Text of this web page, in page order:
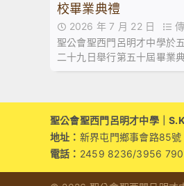
校畢業典禮
2026 年 7 月 22 日
問,最新消息
聖公會聖西門呂明才中學於
二十九日舉行第五十屆畢業
禮，由教育局首席教育主任(
賓，並向畢業生致訓辭及授
聖公會聖西門呂明才中學｜
地址： 新界屯門鄉事會路85
電話： 2459 8236/3956